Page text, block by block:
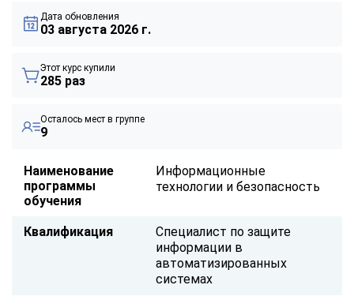
Дата обновления
03 августа 2026 г.
Этот курс купили
285 раз
Осталось мест в группе
9
Наименование
программы
обучения
Информационные
технологии и безопасность
Квалификация
Специалист по защите
информации в
автоматизированных
системах